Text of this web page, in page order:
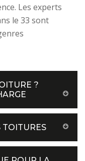
Les experts
le 33 sont
?
TOITURES